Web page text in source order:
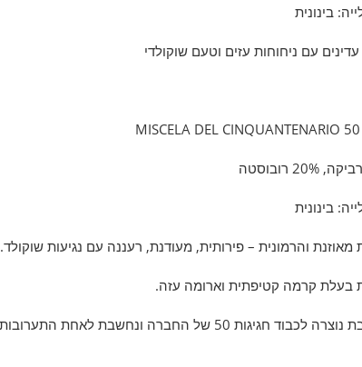
בינונית
עם ניחוחות עזים וטעם שוקולדי
בינונית
מאוזנת והרמונית – פירותית, מעודנת, רעננה עם נגיעות שוקולד.
בעלת קרמה קטיפתית וארומה עזה.
חגיגות 50 של החברה ונחשבת לאחת התערובות הפופולאריות ביותר